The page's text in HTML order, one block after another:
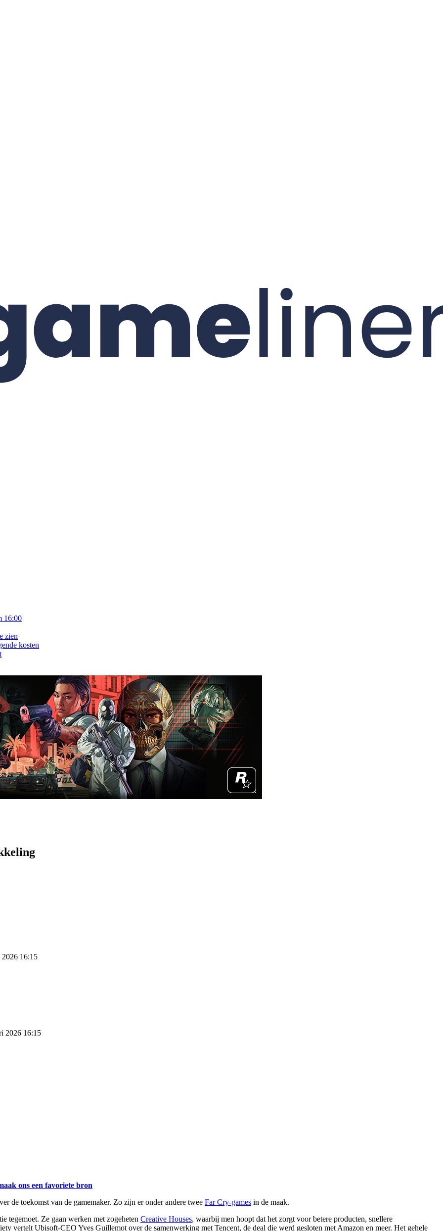
16:00
zien
kosten
2026 16:15
2026 16:15
ons een favoriete bron
de toekomst van de gamemaker. Zo zijn er onder andere twee Far Cry-games in de maak.
tegemoet. Ze gaan werken met zogeheten Creative Houses, waarbij men hoopt dat het zorgt voor betere producten, snellere
vertelt Ubisoft-CEO Yves Guillemot over de samenwerking met Tencent, de deal die werd gesloten met Amazon en meer. Het gehele